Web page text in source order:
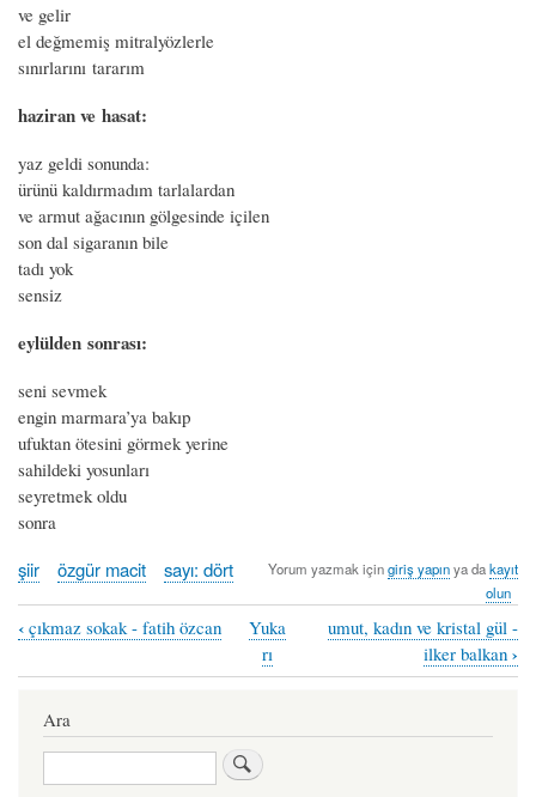
ve gelir
el değmemiş mitralyözlerle
sınırlarını tararım
haziran ve hasat:
yaz geldi sonunda:
ürünü kaldırmadım tarlalardan
ve armut ağacının gölgesinde içilen
son dal sigaranın bile
tadı yok
sensiz
eylülden sonrası:
seni sevmek
engin marmara’ya bakıp
ufuktan ötesini görmek yerine
sahildeki yosunları
seyretmek oldu
sonra
şiir özgür macit sayı: dört Yorum yazmak içingiriş yapınya dakayıt
olun
Book
traversal
links
for
...ve
‹ çıkmaz sokak - fatih özcan
Yuka
rı
umut, kadın ve kristal gül -
ilker balkan ›
Ara
Ara